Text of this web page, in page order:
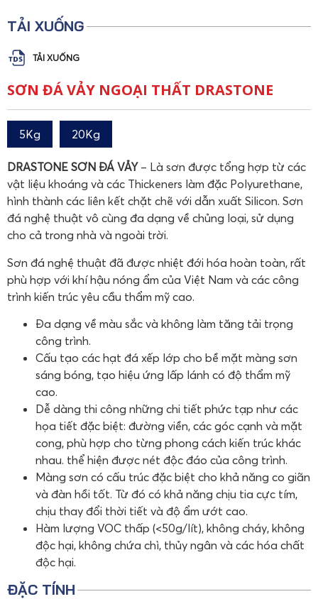
TẢI XUỐNG
TẢI XUỐNG
SƠN ĐÁ VẢY NGOẠI THẤT DRASTONE
5Kg 20Kg
DRASTONE SƠN ĐÁ VẢY– Là sơn được tổng hợp từ các
vật liệu khoáng và các Thickeners làm đặc Polyurethane,
hình thành các liên kết chặt chẽ với dẫn xuất Silicon. Sơn
đá nghệ thuật vô cùng đa dạng về chủng loại, sử dụng
cho cả trong nhà và ngoài trời.
Sơn đá nghệ thuật đã được nhiệt đới hóa hoàn toàn, rất
phù hợp với khí hậu nóng ẩm của Việt Nam và các công
trình kiến trúc yêu cầu thẩm mỹ cao.
Đa dạng về màu sắc và không làm tăng tải trọng
công trình.
Cấu tạo các hạt đá xếp lớp cho bề mặt màng sơn
sáng bóng, tạo hiệu ứng lấp lánh có độ thẩm mỹ
cao.
Dễ dàng thi công những chi tiết phức tạp như các
họa tiết đặc biệt: đường viền, các góc cạnh và mặt
cong, phù hợp cho từng phong cách kiến trúc khác
nhau. thể hiện được nét độc đáo của công trình.
Màng sơn có cấu trúc đặc biệt cho khả năng co giãn
và đàn hồi tốt. Từ đó có khả năng chịu tia cực tím,
chịu thay đổi thời tiết và độ ẩm ướt cao.
Hàm lượng VOC thấp (<50g/lít), không cháy, không
độc hại, không chứa chì, thủy ngân và các hóa chất
độc hại.
ĐẶC TÍNH